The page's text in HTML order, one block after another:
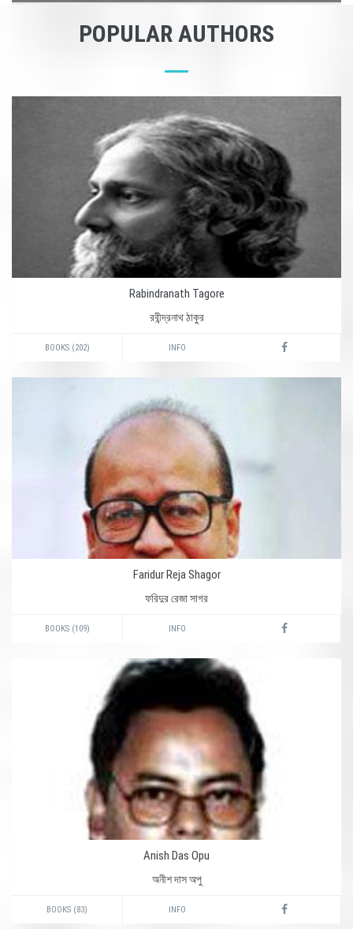
POPULAR AUTHORS
Rabindranath Tagore
রবীন্দ্রনাথ ঠাকুর
BOOKS (202) INFO
Faridur Reja Shagor
ফরিদুর রেজা সাগর
BOOKS (109) INFO
Anish Das Opu
অনীশ দাস অপু
BOOKS (83) INFO